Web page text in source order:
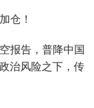
仓！
报告，普降中国
治风险之下，传